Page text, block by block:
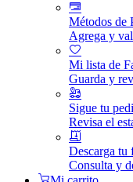
Métodos de
Agrega y
Mi lista de
Guarda y
Sigue tu
Revisa el
Descarga tu
Consulta y